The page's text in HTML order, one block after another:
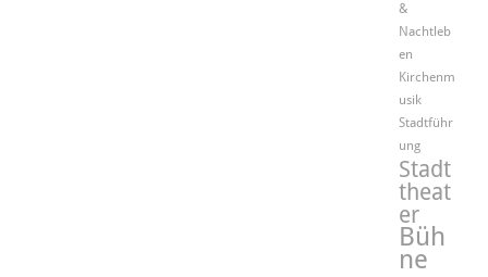
&
Nachtleb
en
Kirchenm
usik
Stadtführ
ung
Stadt
theat
er
Büh
ne